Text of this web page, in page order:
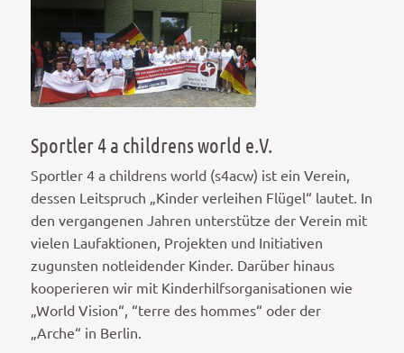
Sportler 4 a childrens world e.V.
Sportler 4 a childrens world (s4acw) ist ein Verein,
dessen Leitspruch „Kinder verleihen Flügel“ lautet. In
den vergangenen Jahren unterstütze der Verein mit
vielen Laufaktionen, Projekten und Initiativen
zugunsten notleidender Kinder. Darüber hinaus
kooperieren wir mit Kinderhilfsorganisationen wie
„World Vision“, “terre des hommes“ oder der
„Arche“ in Berlin.